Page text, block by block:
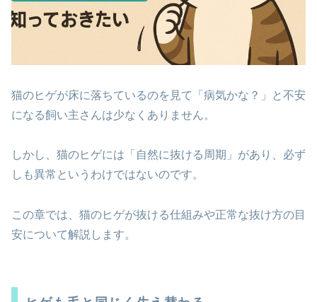
猫のヒゲが床に落ちているのを見て「病気かな？」と不安
になる飼い主さんは少なくありません。
しかし、猫のヒゲには「自然に抜ける周期」があり、必ず
しも異常というわけではないのです。
この章では、猫のヒゲが抜ける仕組みや正常な抜け方の目
安について解説します。